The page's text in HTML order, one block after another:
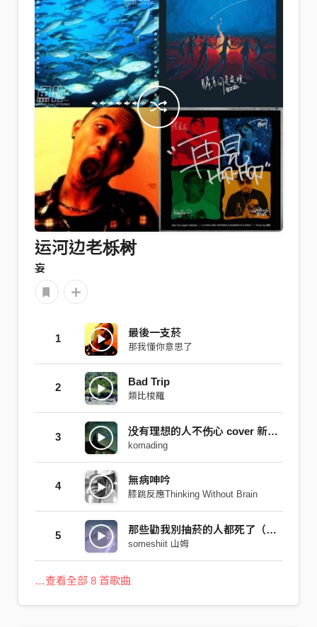
运河边老栎树
妄
1 最後一支菸
那我懂你意思了
2 Bad Trip
類比梭羅
3 没有理想的人不伤心 cover 新裤子乐队
komading
4 無病呻吟
膝跳反應Thinking Without Brain
5 那些勸我別抽菸的人都死了（2019）
someshiit 山姆
…查看全部 8 首歌曲